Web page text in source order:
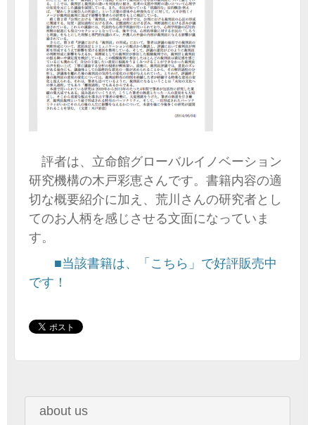
about us
評者は、立命館グローバルイノベーション
研究機構の木戸彩恵さんです。書籍内容の適
切な概要紹介に加え、荒川さんの研究者とし
てのお人柄を感じさせる文面になっていま
す。
■当該書籍は、「こちら」で好評販売中
です！